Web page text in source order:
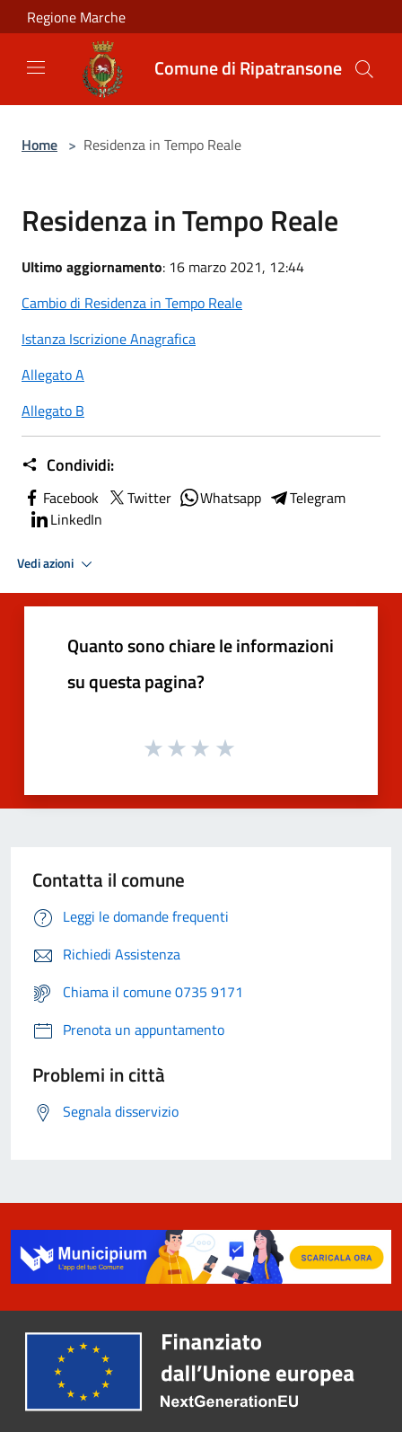
Salta al contenuto principale
Regione Marche
Comune di Ripatransone
Home > Residenza in Tempo Reale
Residenza in Tempo Reale
Ultimo aggiornamento: 16 marzo 2021, 12:44
Cambio di Residenza in Tempo Reale
Istanza Iscrizione Anagrafica
Allegato A
Allegato B
Condividi:
Facebook Twitter Whatsapp
Telegram
LinkedIn
Vedi azioni
Quanto sono chiare le informazioni
su questa pagina?
Contatta il comune
Leggi le domande frequenti
Richiedi Assistenza
Chiama il comune 0735 9171
Prenota un appuntamento
Problemi in città
Segnala disservizio